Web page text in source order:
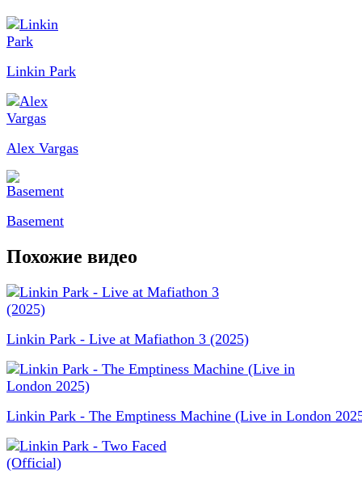
Linkin Park
Alex Vargas
Basement
Похожие видео
Linkin Park - Live at Mafiathon 3 (2025)
Linkin Park - The Emptiness Machine (Live in London